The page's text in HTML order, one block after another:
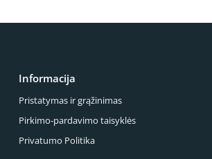
Informacija
Pristatymas ir grąžinimas
Pirkimo-pardavimo taisyklės
Privatumo Politika